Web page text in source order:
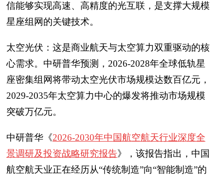
信能够实现高速、高精度的光互联，是支撑大规模
星座组网的关键技术。
太空光伏：这是商业航天与太空算力双重驱动的核
心需求。中研普华预测，2026-2028年全球低轨星
座密集组网将带动太空光伏市场规模达数百亿元，
2029-2035年太空算力中心的爆发将推动市场规模
突破万亿元。
中研普华《2026-2030年中国航空航天行业深度全
景调研及投资战略研究报告》，该报告指出，中国
航空航天业正在经历从“传统制造”向“智能制造”的